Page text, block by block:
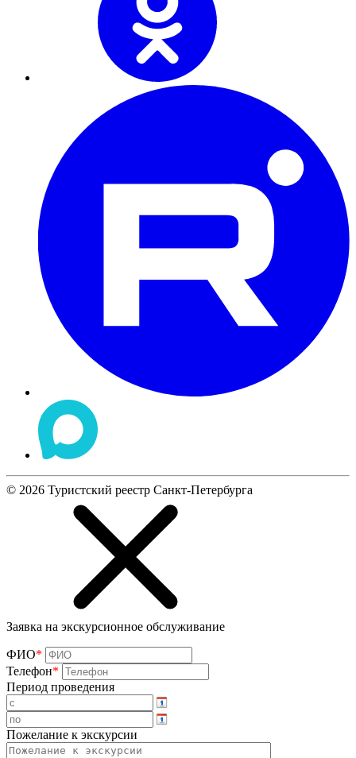
© 2026 Туристский реестр Санкт-Петербурга
Заявка на экскурсионное обслуживание
ФИО*
Телефон*
Период проведения
Пожелание к экскурсии